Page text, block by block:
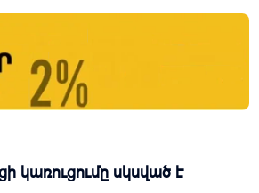
կառուցումը սկսված է
Moody’s-ը IDBank-ի վարկանիշային